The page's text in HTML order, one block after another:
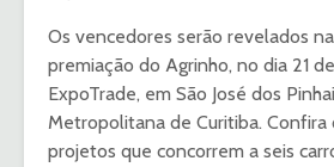
Os vencedores serão revelados
premiação do Agrinho, no dia 21
ExpoTrade, em São José dos
Metropolitana de Curitiba. Confira
projetos que concorrem a seis